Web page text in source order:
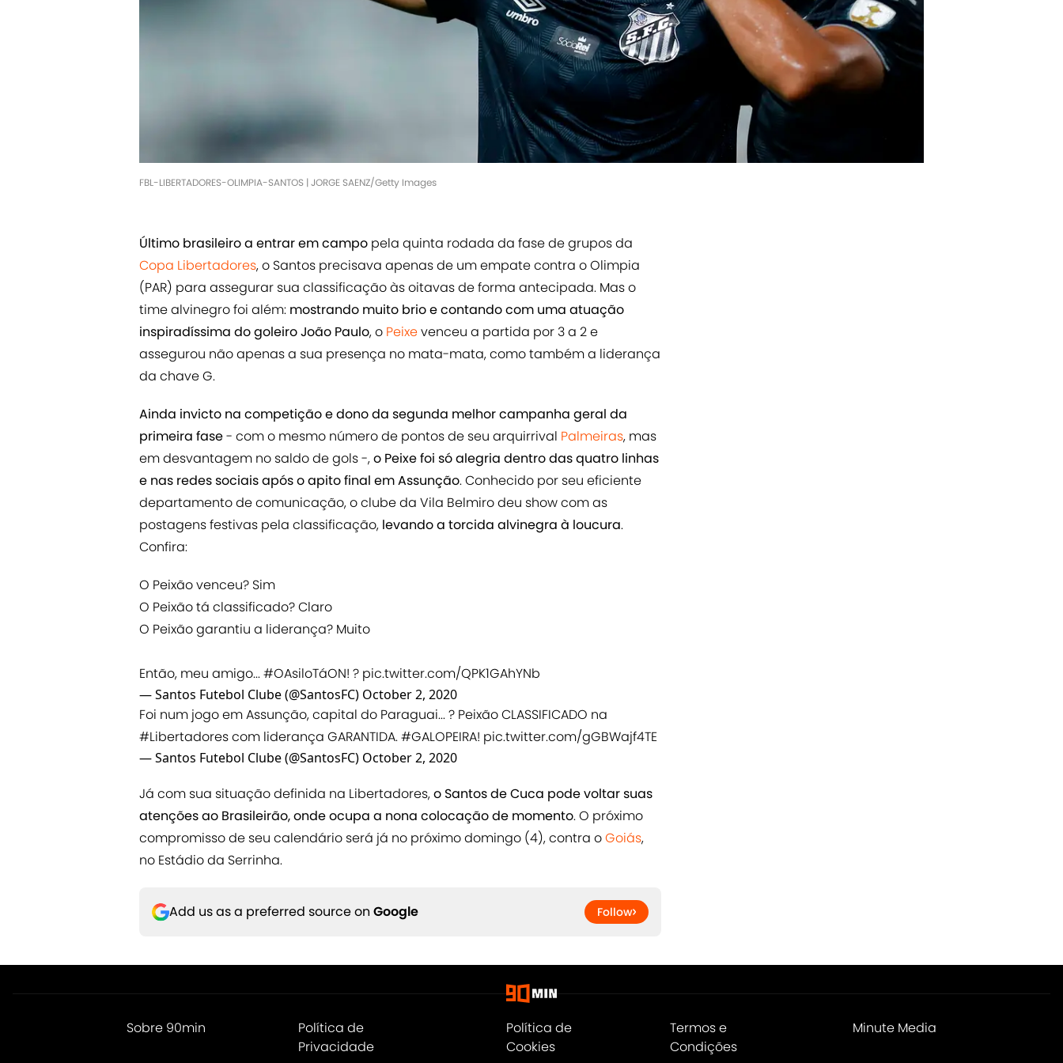
FBL-LIBERTADORES-OLIMPIA-SANTOS | JORGE SAENZ/Getty Images
Último brasileiro a entrar em campo pela quinta rodada da fase de grupos da
Copa Libertadores, o Santos precisava apenas de um empate contra o Olimpia
(PAR) para assegurar sua classificação às oitavas de forma antecipada. Mas o
time alvinegro foi além: mostrando muito brio e contando com uma atuação
inspiradíssima do goleiro João Paulo, o Peixevenceu a partida por 3 a 2 e
assegurou não apenas a sua presença no mata-mata, como também a liderança
da chave G.
Ainda invicto na competição e dono da segunda melhor campanha geral da
primeira fase- com o mesmo número de pontos de seu arquirrival Palmeiras, mas
em desvantagem no saldo de gols -,o Peixe foi só alegria dentro das quatro linhas
e nas redes sociais após o apito final em Assunção. Conhecido por seu eficiente
departamento de comunicação, o clube da Vila Belmiro deu show com as
postagens festivas pela classificação, levando a torcida alvinegra à loucura.
Confira:
O Peixão venceu? Sim
O Peixão tá classificado? Claro
O Peixão garantiu a liderança? Muito
Então, meu amigo...#OAsiloTáON! ? pic.twitter.com/QPK1GAhYNb
— Santos Futebol Clube (@SantosFC) October 2, 2020
Foi num jogo em Assunção, capital do Paraguai... ? Peixão CLASSIFICADO na
#Libertadorescom liderança GARANTIDA.#GALOPEIRA! pic.twitter.com/gGBWajf4TE
— Santos Futebol Clube (@SantosFC) October 2, 2020
Já com sua situação definida na Libertadores,o Santos de Cuca pode voltar suas
atenções ao Brasileirão, onde ocupa a nona colocação de momento. O próximo
compromisso de seu calendário será já no próximo domingo (4), contra oGoiás,
no Estádio da Serrinha.
Add us as a preferred source on Google Follow
Sobre 90min
Política de
Privacidade
Política de
Cookies
Termos e
Condições
Minute Media